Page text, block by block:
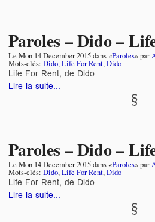
Paroles – Dido –
Le Mon 14 December 2015dans «Paroles» par
Mots-clés: Dido,Life For Rent,Dido
Life For Rent, de Dido
Lire la suite...
Paroles – Dido –
Le Mon 14 December 2015dans «Paroles» par
Mots-clés: Dido,Life For Rent,Dido
Life For Rent, de Dido
Lire la suite...